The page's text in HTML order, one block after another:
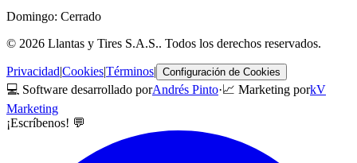
Domingo: Cerrado
© 2026 Llantas y Tires S.A.S.. Todos los derechos reservados.
Privacidad|Cookies|Términos| Configuración de Cookies
💻 Software desarrollado porAndrés Pinto·📈 Marketing porkV
Marketing
¡Escríbenos! 💬